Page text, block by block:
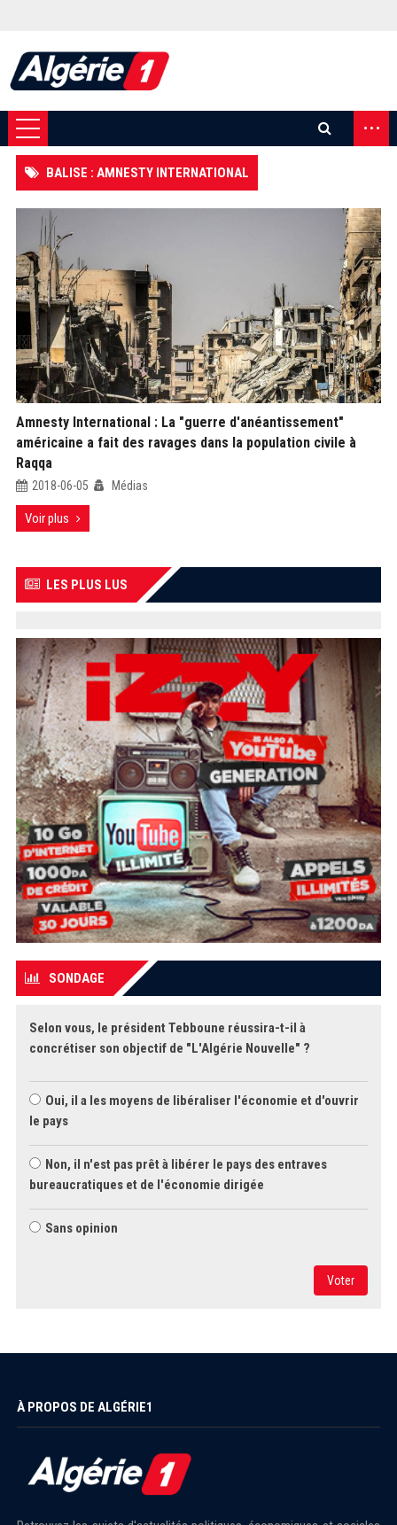
...
BALISE : AMNESTY INTERNATIONAL
Amnesty International : La "guerre d'anéantissement"
américaine a fait des ravages dans la population civile à
Raqqa
2018-06-05 Médias
Voir plus
LES PLUS LUS
SONDAGE
Selon vous, le président Tebboune réussira-t-il à
concrétiser son objectif de "L'Algérie Nouvelle" ?
Oui, il a les moyens de libéraliser l'économie et d'ouvrir
le pays
Non, il n'est pas prêt à libérer le pays des entraves
bureaucratiques et de l'économie dirigée
Sans opinion
Voter
À PROPOS DE ALGÉRIE1